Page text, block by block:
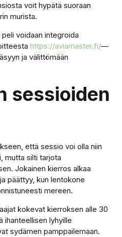
voit hypätä suoraan
murista.
voidaan integroida
https://aviamaster.fi/—
ja välittömään
sessioiden
että sessio voi olla niin
mutta silti tarjota
Jokainen kierros alkaa
päättyy, kun lentokone
mereen.
kokevat kierroksen alle 30
ihanteellisen lyhyille
sydämen pamppailemaan.